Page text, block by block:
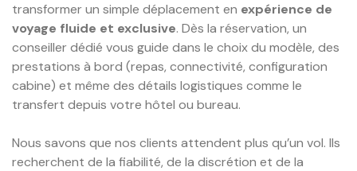
transformer un simple déplacement en expérience de
voyage fluide et exclusive. Dès la réservation, un
conseiller dédié vous guide dans le choix du modèle, des
prestations à bord (repas, connectivité, configuration
cabine) et même des détails logistiques comme le
transfert depuis votre hôtel ou bureau.
Nous savons que nos clients attendent plus qu’un vol. Ils
recherchent de la fiabilité, de la discrétion et de la